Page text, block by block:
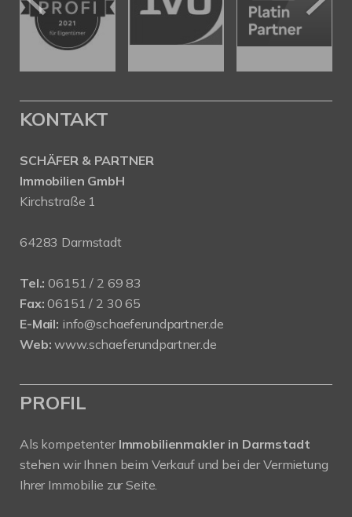
KONTAKT
SCHÄFER & PARTNER
Immobilien GmbH
Kirchstraße 1
64283 Darmstadt
Tel.: 06151 / 2 69 83
Fax: 06151 / 2 30 65
E-Mail: info@schaeferundpartner.de
Web: www.schaeferundpartner.de
PROFIL
Als kompetenter Immobilienmakler in Darmstadt
stehen wir Ihnen beim Verkauf und bei der Vermietung
Ihrer Immobilie zur Seite.